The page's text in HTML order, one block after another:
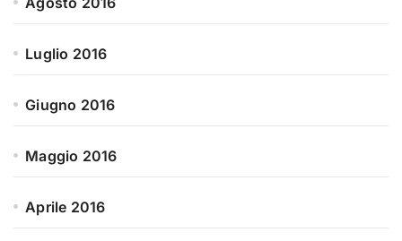
Luglio 2016
Giugno 2016
Maggio 2016
Aprile 2016